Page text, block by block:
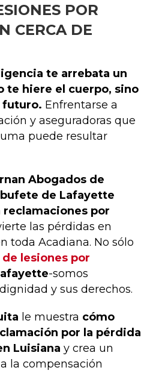
POR
CERCA DE
te arrebata un
te hiere el cuerpo, sino
futuro. Enfrentarse a
y aseguradoras que
puede resultar
Abogados de
bufete de Lafayette
por
las pérdidas en
toda Acadiana. No sólo
lesiones por
-somos
y sus derechos.
le muestra cómo
por la pérdida
Luisiana y crea un
la compensación